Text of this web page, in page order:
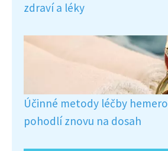
zdraví a léky
Účinné metody léčby
pohodlí znovu na dosah